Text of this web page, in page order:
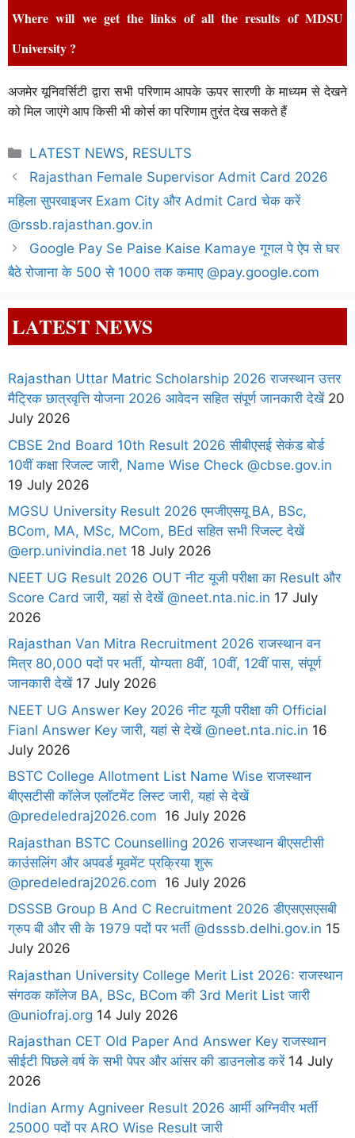
Where will we get the links of all the results of MDSU
University ?
अजमेर यूनिवर्सिटी द्वारा सभी परिणाम आपके ऊपर सारणी के माध्यम से देखने
को मिल जाएंगे आप किसी भी कोर्स का परिणाम तुरंत देख सकते हैं
Categories
LATEST NEWS, RESULTS
Rajasthan Female Supervisor Admit Card 2026
महिला सुपरवाइजर Exam City और Admit Card चेक करें
@rssb.rajasthan.gov.in
Google Pay Se Paise Kaise Kamaye गूगल पे ऐप से घर
बैठे रोजाना के 500 से 1000 तक कमाए @pay.google.com
LATEST NEWS
Rajasthan Uttar Matric Scholarship 2026 राजस्थान उत्तर
मैट्रिक छात्रवृत्ति योजना 2026 आवेदन सहित संपूर्ण जानकारी देखें20
July 2026
CBSE 2nd Board 10th Result 2026 सीबीएसई सेकंड बोर्ड
10वीं कक्षा रिजल्ट जारी, Name Wise Check @cbse.gov.in
19 July 2026
MGSU University Result 2026 एमजीएसयू BA, BSc,
BCom, MA, MSc, MCom, BEd सहित सभी रिजल्ट देखें
@erp.univindia.net 18 July 2026
NEET UG Result 2026 OUT नीट यूजी परीक्षा का Result और
Score Card जारी, यहां से देखें @neet.nta.nic.in 17 July
2026
Rajasthan Van Mitra Recruitment 2026 राजस्थान वन
मित्र 80,000 पदों पर भर्ती, योग्यता 8वीं, 10वीं, 12वीं पास, संपूर्ण
जानकारी देखें17 July 2026
NEET UG Answer Key 2026 नीट यूजी परीक्षा की Official
Fianl Answer Key जारी, यहां से देखें @neet.nta.nic.in 16
July 2026
BSTC College Allotment List Name Wise राजस्थान
बीएसटीसी कॉलेज एलॉटमेंट लिस्ट जारी, यहां से देखें
@predeledraj2026.com 16 July 2026
Rajasthan BSTC Counselling 2026 राजस्थान बीएसटीसी
काउंसलिंग और अपवर्ड मूवमेंट प्रक्रिया शुरू
@predeledraj2026.com 16 July 2026
DSSSB Group B And C Recruitment 2026 डीएसएसएसबी
ग्रुप बी और सी के 1979 पदों पर भर्ती @dsssb.delhi.gov.in 15
July 2026
Rajasthan University College Merit List 2026: राजस्थान
संगठक कॉलेज BA, BSc, BCom की 3rd Merit List जारी
@uniofraj.org 14 July 2026
Rajasthan CET Old Paper And Answer Key राजस्थान
सीईटी पिछले वर्ष के सभी पेपर और आंसर की डाउनलोड करें14 July
2026
Indian Army Agniveer Result 2026 आर्मी अग्निवीर भर्ती
25000 पदों पर ARO Wise Result जारी